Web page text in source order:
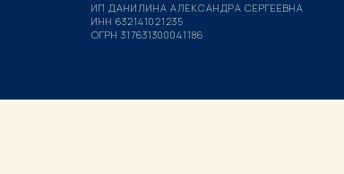
ИП ДАНИЛИНА АЛЕКСАНДРА СЕРГЕЕВНА
ИНН 632141021235
ОГРН 317631300041186